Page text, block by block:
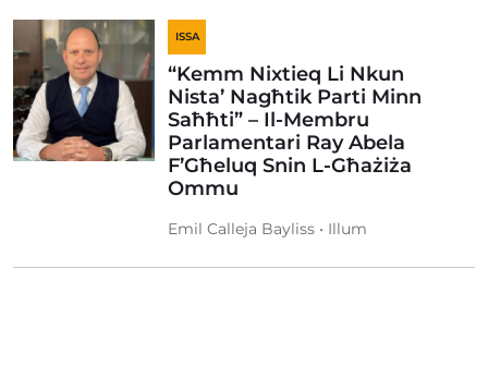
ISSA
“Kemm Nixtieq Li Nkun
Nista’ Nagħtik Parti Minn
Saħħti” – Il-Membru
Parlamentari Ray Abela
F’Għeluq Snin L-Għażiża
Ommu
Emil Calleja Bayliss • Illum